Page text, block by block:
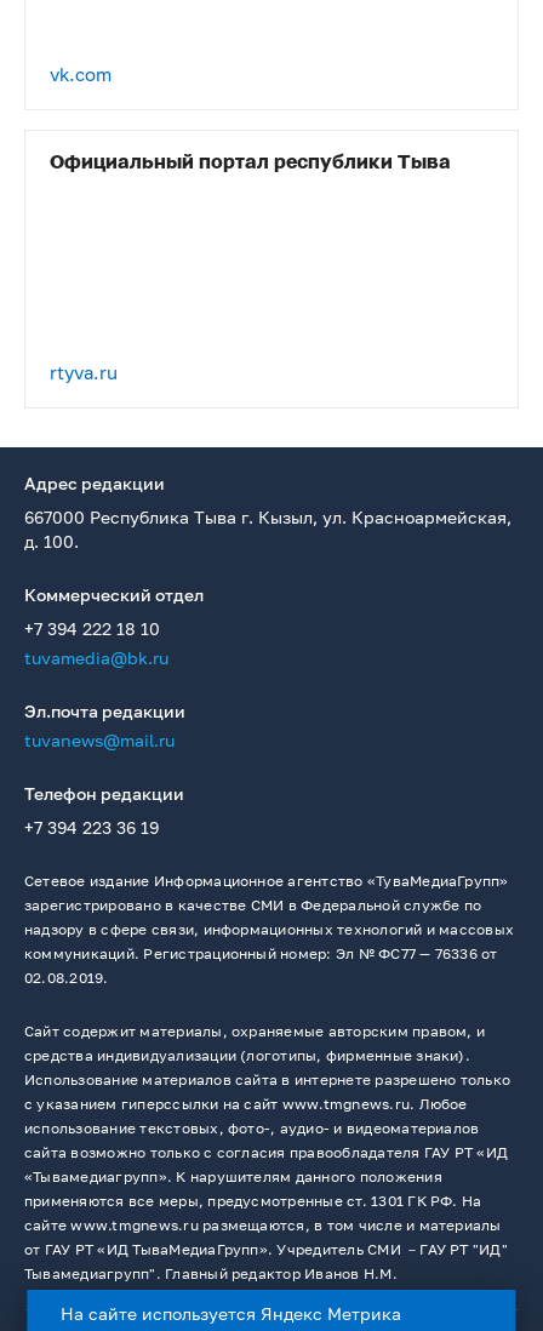
vk.com
Официальный портал республики Тыва
rtyva.ru
Адрес редакции
667000 Республика Тыва г. Кызыл, ул. Красноармейская,
д. 100.
Коммерческий отдел
+7 394 222 18 10
tuvamedia@bk.ru
Эл.почта редакции
tuvanews@mail.ru
Телефон редакции
+7 394 223 36 19
Сетевое издание Информационное агентство «ТуваМедиаГрупп»
зарегистрировано в качестве СМИ в Федеральной службе по
надзору в сфере связи, информационных технологий и массовых
коммуникаций. Регистрационный номер: Эл № ФС77 — 76336 от
02.08.2019.
Сайт содержит материалы, охраняемые авторским правом, и
средства индивидуализации (логотипы, фирменные знаки).
Использование материалов сайта в интернете разрешено только
с указанием гиперссылки на сайт www.tmgnews.ru. Любое
использование текстовых, фото-, аудио- и видеоматериалов
сайта возможно только с согласия правообладателя ГАУ РТ «ИД
«Тывамедиагрупп». К нарушителям данного положения
применяются все меры, предусмотренные ст. 1301 ГК РФ. На
сайте www.tmgnews.ru размещаются, в том числе и материалы
от ГАУ РТ «ИД ТываМедиаГрупп». Учредитель СМИ －ГАУ РТ "ИД"
Тывамедиагрупп". Главный редактор Иванов Н.М.
На сайте используется Яндекс Метрика